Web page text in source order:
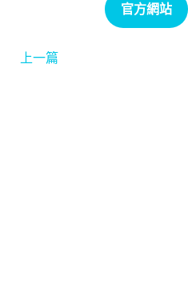
官方網站
上一篇